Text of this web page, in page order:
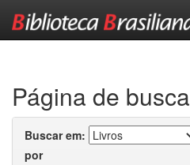
Página de busca
Buscar em:
por